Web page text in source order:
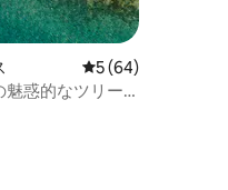
評価
レビュー64件、5
5 (64)
惑的なツリー